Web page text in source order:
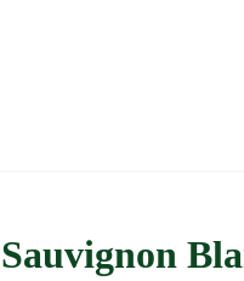
Sauvignon